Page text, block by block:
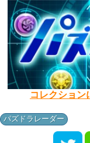
コレクション
パズドラレーダー